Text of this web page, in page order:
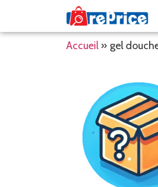
Accueil » gel